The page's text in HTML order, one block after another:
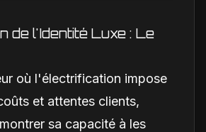
de l'Identité Luxe : Le
où l'électrification impose
et attentes clients,
sa capacité à les